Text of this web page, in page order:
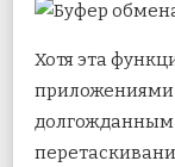
Хотя эта
приложениями,